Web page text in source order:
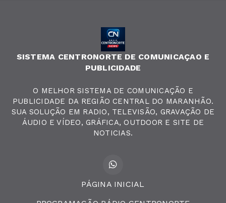
SISTEMA CENTRONORTE DE COMUNICAÇAO E
PUBLICIDADE
O MELHOR SISTEMA DE COMUNICAÇÃO E
PUBLICIDADE DA REGIÃO CENTRAL DO MARANHÃO.
SUA SOLUÇÃO EM RADIO, TELEVISÃO, GRAVAÇÃO DE
ÁUDIO E VÍDEO, GRÁFICA, OUTDOOR E SITE DE
NOTICIAS.
PÁGINA INICIAL